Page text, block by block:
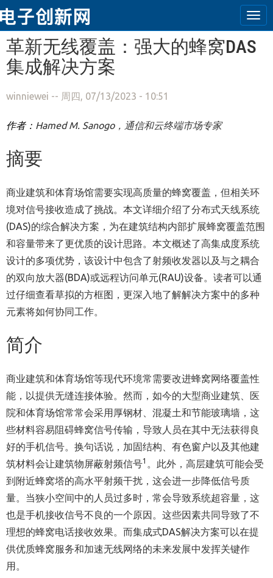
跳转到主要内容
革新无线覆盖：强大的蜂窝DAS
集成解决方案
winniewei -- 周四, 07/13/2023 - 10:51
作者： Hamed M. Sanogo，通信和云终端市场专家
摘要
商业建筑和体育场馆需要实现高质量的蜂窝覆盖，但相关环
境对信号接收造成了挑战。本文详细介绍了分布式天线系统
(DAS)的综合解决方案，为在建筑结构内部扩展蜂窝覆盖范围
和容量带来了更优质的设计思路。本文概述了高集成度系统
设计的多项优势，该设计中包含了射频收发器以及与之耦合
的双向放大器(BDA)或远程访问单元(RAU)设备。读者可以通
过仔细查看草拟的方框图，更深入地了解解决方案中的多种
元素将如何协同工作。
简介
商业建筑和体育场馆等现代环境常需要改进蜂窝网络覆盖性
能，以提供无缝连接体验。然而，如今的大型商业建筑、医
院和体育场馆常常会采用厚钢材、混凝土和节能玻璃墙，这
些材料容易阻碍蜂窝信号传输，导致人员在其中无法获得良
好的手机信号。换句话说，加固结构、有色窗户以及其他建
筑材料会让建筑物屏蔽射频信号1 。此外，高层建筑可能会受
到附近蜂窝塔的高水平射频干扰，这会进一步降低信号质
量。当狭小空间中的人员过多时，常会导致系统超容量，这
也是手机接收信号不良的一个原因。这些因素共同导致了不
理想的蜂窝电话接收效果。而集成式DAS解决方案可以在提
供优质蜂窝服务和加速无线网络的未来发展中发挥关键作
用。